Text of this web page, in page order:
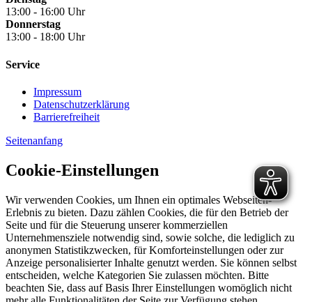
13:00 - 16:00 Uhr
Donnerstag
13:00 - 18:00 Uhr
Service
Impressum
Datenschutzerklärung
Barrierefreiheit
Seitenanfang
Cookie-Einstellungen
Wir verwenden Cookies, um Ihnen ein optimales Webseiten-
Erlebnis zu bieten. Dazu zählen Cookies, die für den Betrieb der
Seite und für die Steuerung unserer kommerziellen
Unternehmensziele notwendig sind, sowie solche, die lediglich zu
anonymen Statistikzwecken, für Komforteinstellungen oder zur
Anzeige personalisierter Inhalte genutzt werden. Sie können selbst
entscheiden, welche Kategorien Sie zulassen möchten. Bitte
beachten Sie, dass auf Basis Ihrer Einstellungen womöglich nicht